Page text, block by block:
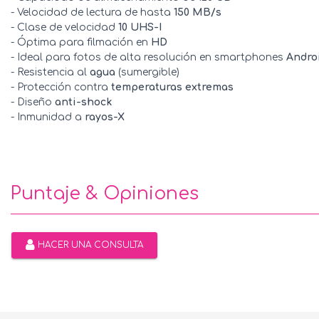
- Velocidad de lectura de hasta 150 MB/s
- Clase de velocidad 10 UHS-I
- Óptima para filmación en HD
- Ideal para fotos de alta resolución en smartphones
- Resistencia al agua (sumergible)
- Protección contra temperaturas extremas
- Diseño anti-shock
- Inmunidad a rayos-X
Puntaje & Opiniones
HACER UNA CONSULTA